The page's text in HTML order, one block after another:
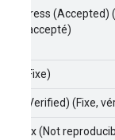
In Progress (Accepted)
cours, accepté)
Fixed (Fixe)
Fixed (Verified) (Fixe,
Won't fix (Not